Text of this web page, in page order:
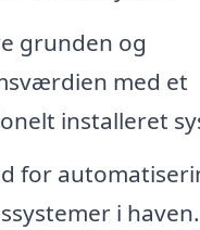
grunden og
med et
installeret
for
i haven.